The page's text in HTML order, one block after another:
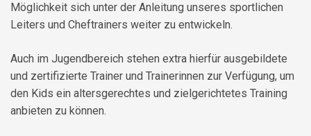
Möglichkeit sich unter der Anleitung unseres sportlichen
Leiters und Cheftrainers weiter zu entwickeln.
Auch im Jugendbereich stehen extra hierfür ausgebildete
und zertifizierte Trainer und Trainerinnen zur Verfügung, um
den Kids ein altersgerechtes und zielgerichtetes Training
anbieten zu können.